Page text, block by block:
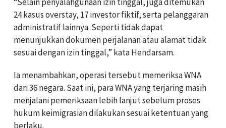
24 kasus overstay, 17 investor fiktif, serta pelanggaran
administratif lainnya. Seperti tidak dapat
menunjukkan dokumen perjalanan atau alamat tidak
sesuai dengan izin tinggal,” kata Hendarsam.
Ia menambahkan, operasi tersebut memeriksa WNA
dari 36 negara. Saat ini, para WNA yang terjaring masih
menjalani pemeriksaan lebih lanjut sebelum proses
hukum keimigrasian dilakukan sesuai ketentuan yang
berlaku.